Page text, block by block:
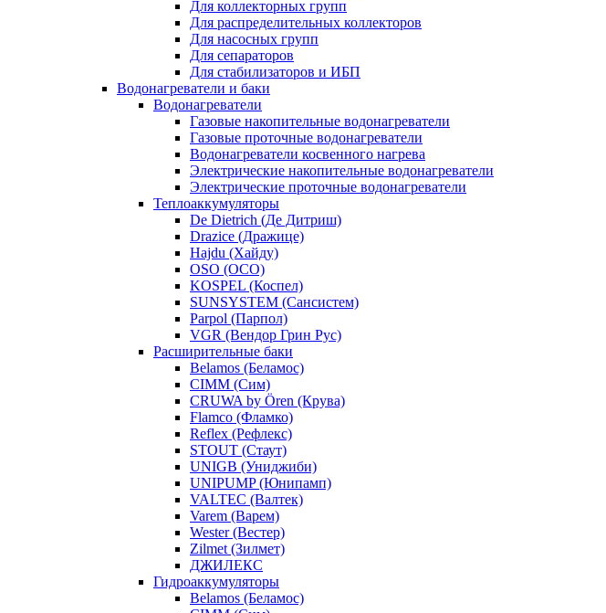
Для коллекторных групп
Для распределительных коллекторов
Для насосных групп
Для сепараторов
Для стабилизаторов и ИБП
Водонагреватели и баки
Водонагреватели
Газовые накопительные водонагреватели
Газовые проточные водонагреватели
Водонагреватели косвенного нагрева
Электрические накопительные водонагреватели
Электрические проточные водонагреватели
Теплоаккумуляторы
De Dietrich (Де Дитриш)
Drazice (Дражице)
Hajdu (Хайду)
OSO (ОСО)
KOSPEL (Коспел)
SUNSYSTEM (Сансистем)
Parpol (Парпол)
VGR (Вендор Грин Рус)
Расширительные баки
Belamos (Беламос)
CIMM (Сим)
CRUWA by Ören (Крува)
Flamco (Фламко)
Reflex (Рефлекс)
STOUT (Стаут)
UNIGB (Униджиби)
UNIPUMP (Юнипамп)
VALTEC (Валтек)
Varem (Варем)
Wester (Вестер)
Zilmet (Зилмет)
ДЖИЛЕКС
Гидроаккумуляторы
Belamos (Беламос)